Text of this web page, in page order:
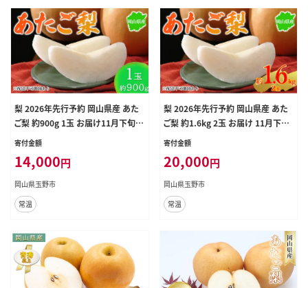
梨 2026年先行予約 岡山県産 あた
ご梨 約900g 1玉 お届け11月下旬～
12月中旬
寄付金額
14,000円
岡山県玉野市
常温
梨 2026年先行予約 岡山県産 あた
ご梨 約1.6kg 2玉 お届け 11月下旬
～12月中旬
寄付金額
20,000円
岡山県玉野市
常温